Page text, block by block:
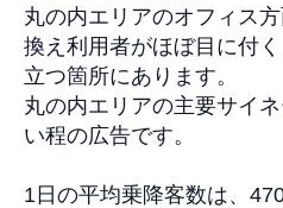
丸の内エリアのオフィス
換え利用者がほぼ目に付
立つ箇所にあります。
丸の内エリアの主要サイ
い程の広告です。
1日の平均乗降客数は、